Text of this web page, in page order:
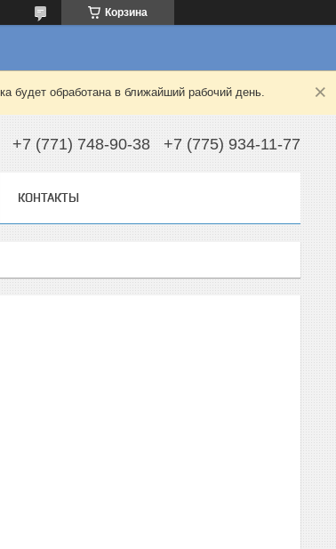
Корзина
будет обработана в ближайший рабочий день.
+7 (771) 748-90-38 +7 (775) 934-11-77
КОНТАКТЫ